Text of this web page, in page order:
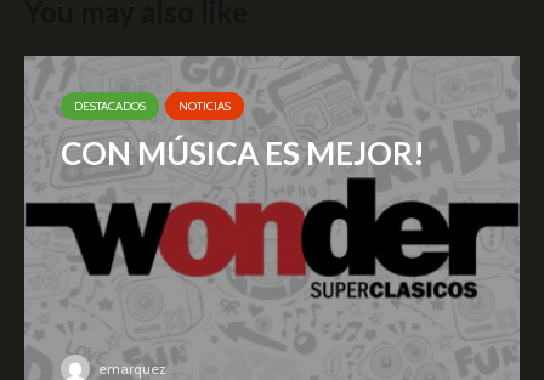
DESTACADOS NOTICIAS
CON MÚSICA ES MEJOR!
emarquez